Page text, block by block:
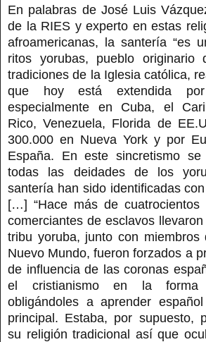
En palabras de José Luis
de la RIES y experto en estas
afroamericanas, la santería “es
ritos yorubas, pueblo
tradiciones de la Iglesia católica,
que hoy está extendida
especialmente en Cuba, el
Rico, Venezuela, Florida de
300.000 en Nueva York y por
España. En este sincretismo
todas las deidades de los
santería han sido identificadas
[…] “Hace más de cuatrocientos
comerciantes de esclavos
tribu yoruba, junto con miembros
Nuevo Mundo, fueron forzados a
de influencia de las coronas
el cristianismo en la forma
obligándoles a aprender
principal. Estaba, por supuesto,
su religión tradicional así que